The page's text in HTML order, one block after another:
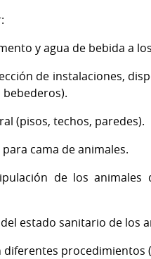
y agua de bebida a
de instalaciones,
(pisos, techos, paredes).
cama de animales.
de los animales
estado sanitario de los
procedimientos